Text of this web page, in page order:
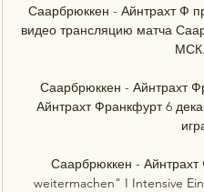
Саарбрюккен - Айнтрахт Ф
видео трансляцию матча
Саарбрюккен - Айнтрахт
Айнтрахт Франкфурт 6
Саарбрюккен - Айнтрахт
weitermachen" I Intensive